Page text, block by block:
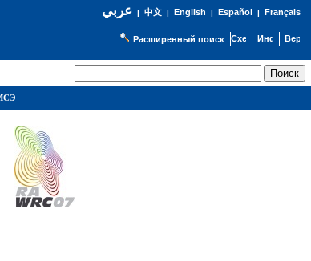
عربي| 中文| English | Español | Français
Расширенный поиск